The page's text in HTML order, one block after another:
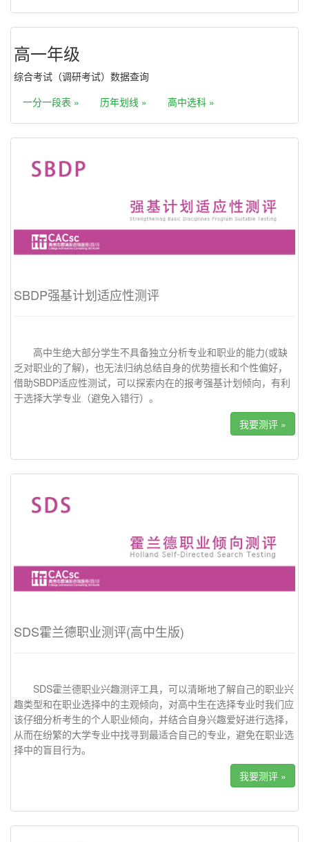
高一年级
综合考试（调研考试）数据查询
一分一段表 »
历年划线 » 高中选科 »
SBDP强基计划适应性测评
高中生绝大部分学生不具备独立分析专业和职业的能力(或缺
乏对职业的了解)，也无法归纳总结自身的优势擅长和个性偏好，
借助SBDP适应性测试，可以探索内在的报考强基计划倾向，有利
于选择大学专业（避免入错行）。
我要测评 »
SDS霍兰德职业测评(高中生版)
SDS霍兰德职业兴趣测评工具，可以清晰地了解自己的职业兴
趣类型和在职业选择中的主观倾向，对高中生在选择专业时我们应
该仔细分析考生的个人职业倾向，并结合自身兴趣爱好进行选择，
从而在纷繁的大学专业中找寻到最适合自己的专业，避免在职业选
择中的盲目行为。
我要测评 »